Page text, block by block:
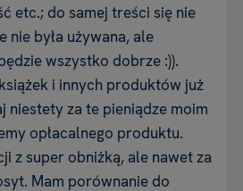
etc.; do samej treści się nie
nie była używana, ale
wszystko dobrze :)).
i innych produktów już
niestety za te pieniądze moim
opłacalnego produktu.
z super obniżką, ale nawet za
Mam porównanie do